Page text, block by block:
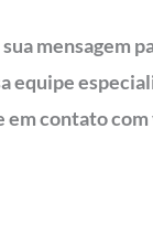
mensagem
equipe
em contato com